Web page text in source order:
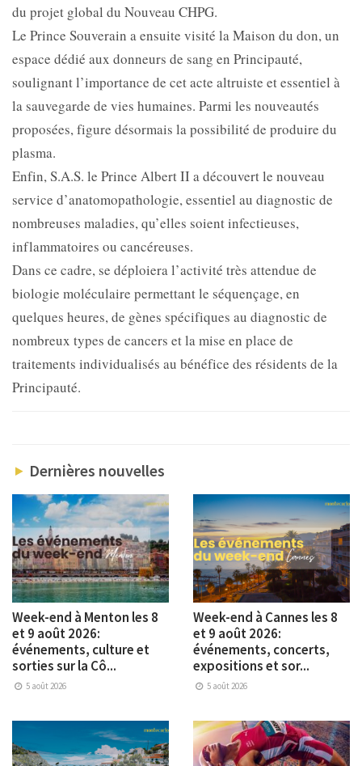
du projet global du Nouveau CHPG.
Le Prince Souverain a ensuite visité la Maison du don, un
espace dédié aux donneurs de sang en Principauté,
soulignant l’importance de cet acte altruiste et essentiel à
la sauvegarde de vies humaines. Parmi les nouveautés
proposées, figure désormais la possibilité de produire du
plasma.
Enfin, S.A.S. le Prince Albert II a découvert le nouveau
service d’anatomopathologie, essentiel au diagnostic de
nombreuses maladies, qu’elles soient infectieuses,
inflammatoires ou cancéreuses.
Dans ce cadre, se déploiera l’activité très attendue de
biologie moléculaire permettant le séquençage, en
quelques heures, de gènes spécifiques au diagnostic de
nombreux types de cancers et la mise en place de
traitements individualisés au bénéfice des résidents de la
Principauté.
Dernières nouvelles
Week-end à Menton les 8
et 9 août 2026:
événements, culture et
sorties sur la Cô...
5 août 2026
Week-end à Cannes les 8
et 9 août 2026:
événements, concerts,
expositions et sor...
5 août 2026